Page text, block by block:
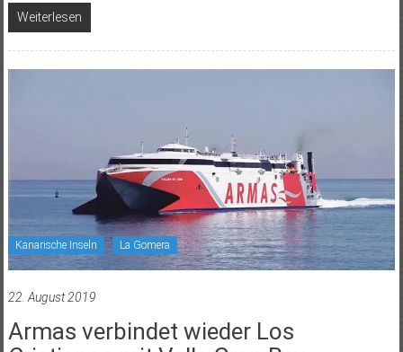
Weiterlesen
Kanarische Inseln La Gomera
22. August 2019
Armas verbindet wieder Los